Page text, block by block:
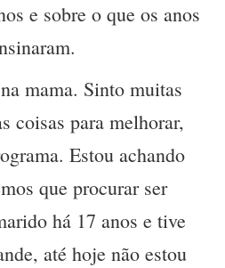
e sobre o que os anos
mama. Sinto muitas
coisas para melhorar,
Estou achando
que procurar ser
há 17 anos e tive
até hoje não estou